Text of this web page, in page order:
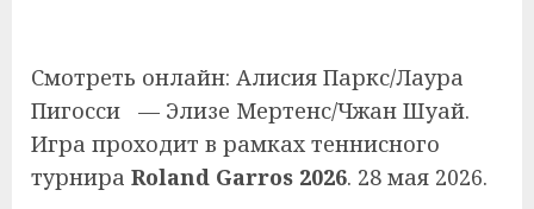
Смотреть онлайн: Алисия Паркс/Лаура
Пигосси — Элизе Мертенс/Чжан Шуай.
Игра проходит в рамках теннисного
турнира Roland Garros 2026. 28 мая 2026.